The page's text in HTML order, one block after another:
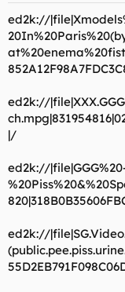
ed2k://
ed2k://
|/
ed2k://
ed2k://